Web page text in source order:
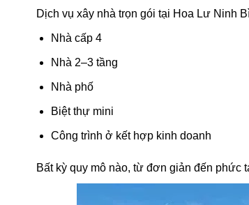
Dịch vụ xây nhà trọn gói tại Hoa Lư Ninh
Nhà cấp 4
Nhà 2–3 tầng
Nhà phố
Biệt thự mini
Công trình ở kết hợp kinh doanh
Bất kỳ quy mô nào, từ đơn giản đến phức